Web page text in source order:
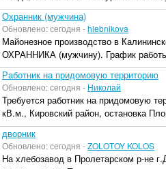
Охранник (мужчина)
Обновлено: сегодня -hlebnikova
Майонезное производство в
ОХРАННИКА (мужчину). График
Работник на придомовую территорию
Обновлено: сегодня - Николай
Требуется работник на придомовую
кВ.м., Кировский район, остановка
дворник
Обновлено: сегодня -ZOLOTOY KOLOS
На хлебозавод в Пролетарском р-не